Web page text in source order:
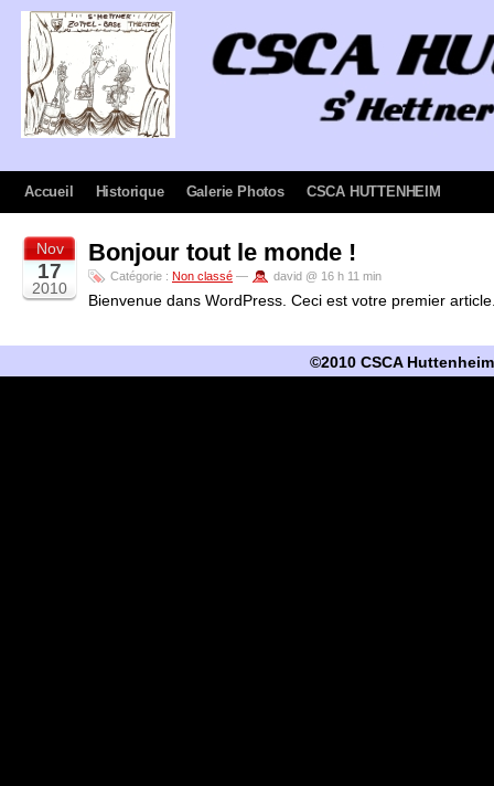
Accueil Historique Galerie Photos CSCA HUTTENHEIM
Nov
17
2010
Bonjour tout le monde !
Catégorie : Non classé — david @ 16 h 11 min
Bienvenue dans WordPress. Ceci est votre premier
©2010 CSCA